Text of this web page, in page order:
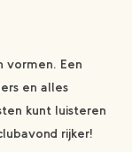
vormen. Een
en alles
kunt luisteren
rijker!